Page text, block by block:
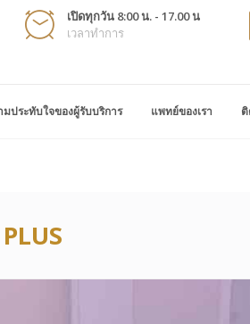
เปิดทุกวัน 8:00 น. - 17.00 น
เวลาทำการ
มประทับใจของผู้รับบริการ แพทย์ของเรา